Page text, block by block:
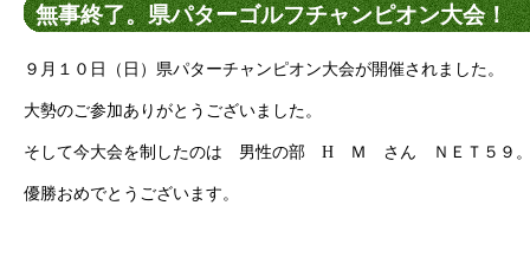
無事終了。県パターゴルフチャンピオン大会！
９月１０日（日）県パターチャンピオン大会が開催されました。
大勢のご参加ありがとうございました。
そして今大会を制したのは 男性の部 H Ｍ さん ＮＥＴ５
優勝おめでとうございます。